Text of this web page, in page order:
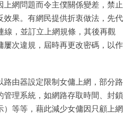
上網問題而令主僕關係變差，禁止
效果。有網民提供折衷做法，先代
線，並訂立上網規條，其後再觀
屢次違規，屆時再更改密碼，以作
路由器設定限制女傭上網，部分路
管理系統，如網路存取時間、封鎖
）等等，藉此減少女傭因只顧上網